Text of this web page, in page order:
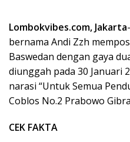
Lombokvibes.com, Jakarta
bernama Andi Zzh
Baswedan dengan gaya
diunggah pada 30 Januari
narasi “Untuk Semua
Coblos No.2 Prabowo
CEK FAKTA